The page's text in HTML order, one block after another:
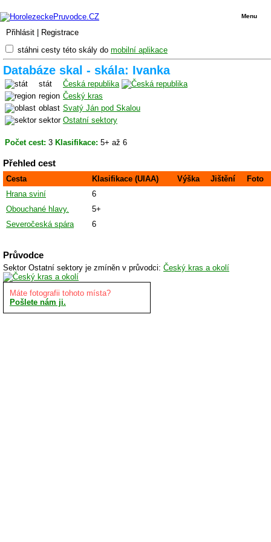
Přihlásit Registrace
Menu
stáhni cesty této skály do mobilní aplikace
Databáze skal - skála: Ivanka
stát
Česká republika
region Český kras
oblast Svatý Ján pod Skalou
sektor Ostatní sektory
Počet cest: 3 Klasifikace: 5+ až 6
Přehled cest
Cesta Klasifikace (UIAA) Výška Jištění
Foto
Hrana sviní
6
Obouchané hlavy.
5+
Severočeská spára
6
Průvodce
Sektor Ostatní sektory je zmíněn v průvodci: Český kras a okolí
Máte fotografii tohoto místa?
Pošlete nám ji.